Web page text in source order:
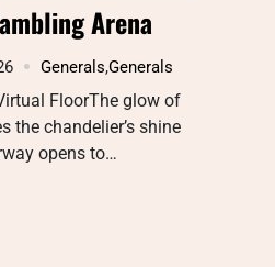
Arena
Generals,Generals
FloorThe glow of
the chandelier’s shine
opens to…